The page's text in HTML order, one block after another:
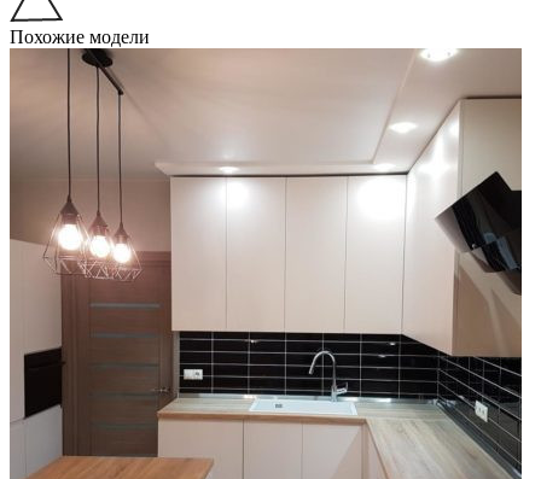
Похожие модели